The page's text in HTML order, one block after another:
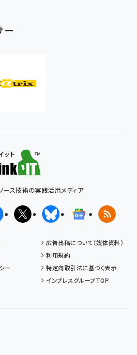
ー
ース技術の実践活用メディア
FacebookX(エックス)BlueskyGoogleニュ
RSS
広告出稿について（媒体資料）
利用規約
ー
特定商取引法に基づく表示
インプレスグループTOP